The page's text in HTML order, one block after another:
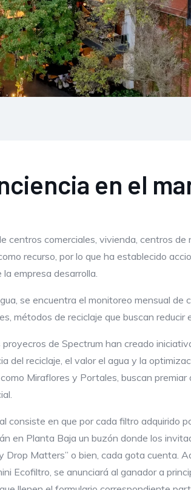
en el
centros comerciales, vivienda, centros
recurso, por lo que ha establecido
empresa desarrolla.
se encuentra el monitoreo mensual de
métodos de reciclaje que buscan
de Spectrum han creado
del reciclaje, el valor el agua y la
Miraflores y Portales, buscan
en que por cada filtro adquirido
en Planta Baja un buzón donde los
Matters” o bien, cada gota cuenta.
Ecofiltro, se anunciará al ganador a